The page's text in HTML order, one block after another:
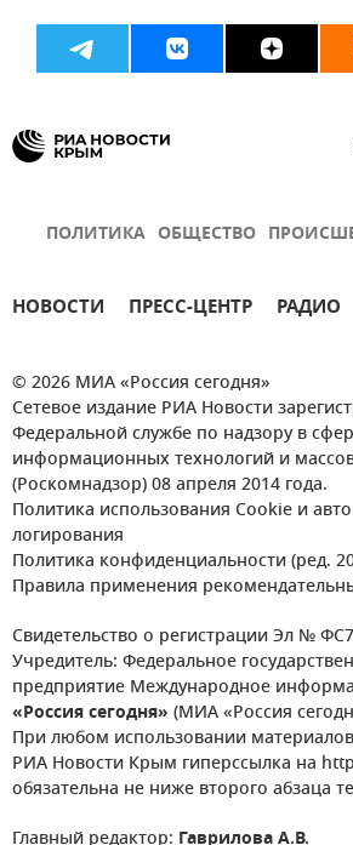
ПОЛИТИКА ОБЩЕСТВО
НОВОСТИ ПРЕСС-ЦЕНТР РАДИО
© 2026 МИА «Россия сегодня»
Сетевое издание РИА Новости
Федеральной службе по надзору в
информационных технологий и
(Роскомнадзор) 08 апреля 2014 года.
Политика использования Cookie и
логирования
Политика конфиденциальности (ред.
Правила применения
Свидетельство о регистрации Эл №
Учредитель: Федеральное
предприятие Международное
«Россия сегодня» (МИА «Россия
При любом использовании
РИА Новости Крым гиперссылка на
обязательна не ниже второго абзаца
Главный редактор: Гаврилова А.В.